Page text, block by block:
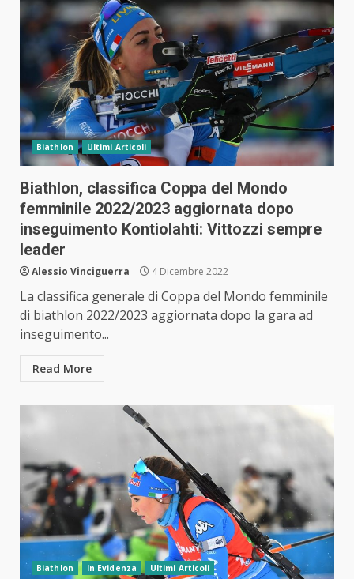
Biathlon Ultimi Articoli
Biathlon, classifica Coppa del Mondo
femminile 2022/2023 aggiornata dopo
inseguimento Kontiolahti: Vittozzi sempre
leader
Alessio Vinciguerra 4 Dicembre 2022
La classifica generale di Coppa del Mondo femminile
di biathlon 2022/2023 aggiornata dopo la gara ad
inseguimento...
Read More
Biathlon In Evidenza Ultimi Articoli